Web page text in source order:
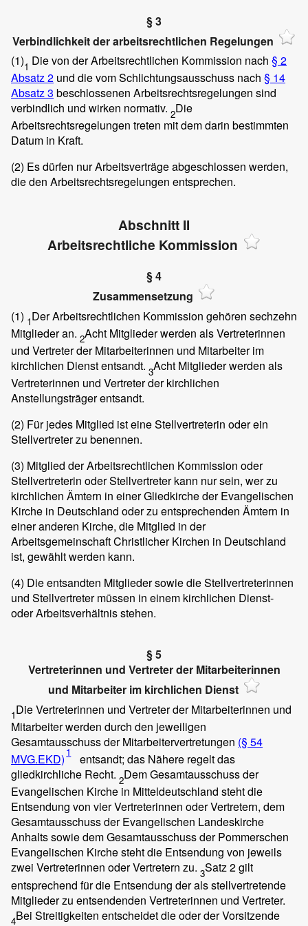
§ 3
Verbindlichkeit der arbeitsrechtlichen Regelungen
(1)1 Die von der Arbeitsrechtlichen Kommission nach § 2
Absatz 2 und die vom Schlichtungsausschuss nach § 14
Absatz 3 beschlossenen Arbeitsrechtsregelungen sind
verbindlich und wirken normativ. 2Die
Arbeitsrechtsregelungen treten mit dem darin bestimmten
Datum in Kraft.
(2) Es dürfen nur Arbeitsverträge abgeschlossen werden,
die den Arbeitsrechtsregelungen entsprechen.
Abschnitt II
Arbeitsrechtliche Kommission
§ 4
Zusammensetzung
(1) 1Der Arbeitsrechtlichen Kommission gehören sechzehn
Mitglieder an. 2Acht Mitglieder werden als Vertreterinnen
und Vertreter der Mitarbeiterinnen und Mitarbeiter im
kirchlichen Dienst entsandt. 3Acht Mitglieder werden als
Vertreterinnen und Vertreter der kirchlichen
Anstellungsträger entsandt.
(2) Für jedes Mitglied ist eine Stellvertreterin oder ein
Stellvertreter zu benennen.
(3) Mitglied der Arbeitsrechtlichen Kommission oder
Stellvertreterin oder Stellvertreter kann nur sein, wer zu
kirchlichen Ämtern in einer Gliedkirche der Evangelischen
Kirche in Deutschland oder zu entsprechenden Ämtern in
einer anderen Kirche, die Mitglied in der
Arbeitsgemeinschaft Christlicher Kirchen in Deutschland
ist, gewählt werden kann.
(4) Die entsandten Mitglieder sowie die Stellvertreterinnen
und Stellvertreter müssen in einem kirchlichen Dienst-
oder Arbeitsverhältnis stehen.
§ 5
Vertreterinnen und Vertreter der Mitarbeiterinnen
und Mitarbeiter im kirchlichen Dienst
1Die Vertreterinnen und Vertreter der Mitarbeiterinnen und
Mitarbeiter werden durch den jeweiligen
Gesamtausschuss der Mitarbeitervertretungen (§ 54
MVG.EKD) 1
entsandt; das Nähere regelt das
gliedkirchliche Recht. 2Dem Gesamtausschuss der
Evangelischen Kirche in Mitteldeutschland steht die
Entsendung von vier Vertreterinnen oder Vertretern, dem
Gesamtausschuss der Evangelischen Landeskirche
Anhalts sowie dem Gesamtausschuss der Pommerschen
Evangelischen Kirche steht die Entsendung von jeweils
zwei Vertreterinnen oder Vertretern zu. 3Satz 2 gilt
entsprechend für die Entsendung der als stellvertretende
Mitglieder zu entsendenden Vertreterinnen und Vertreter.
4Bei Streitigkeiten entscheidet die oder der Vorsitzende